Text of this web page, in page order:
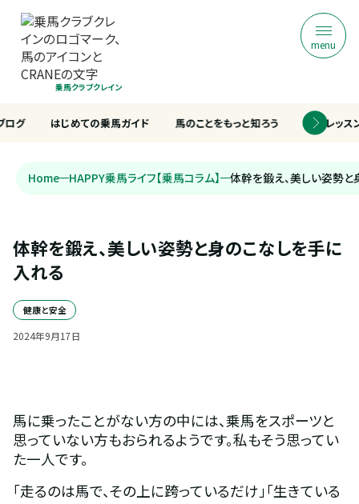
乗馬クラブクレイン
menu
はじめての乗馬ガイド 馬のことをもっと知ろう 乗馬レッス
ログ
Home HAPPY乗馬ライフ【乗馬コラム】 体幹を鍛え、美しい姿勢
体幹を鍛え、美しい姿勢と身のこなしを手に
入れる
健康と安全
2024年9月17日
馬に乗ったことがない方の中には、乗馬をスポーツと
思っていない方もおられるようです。私もそう思ってい
た一人です。
「走るのは馬で、その上に跨っているだけ」「生きている